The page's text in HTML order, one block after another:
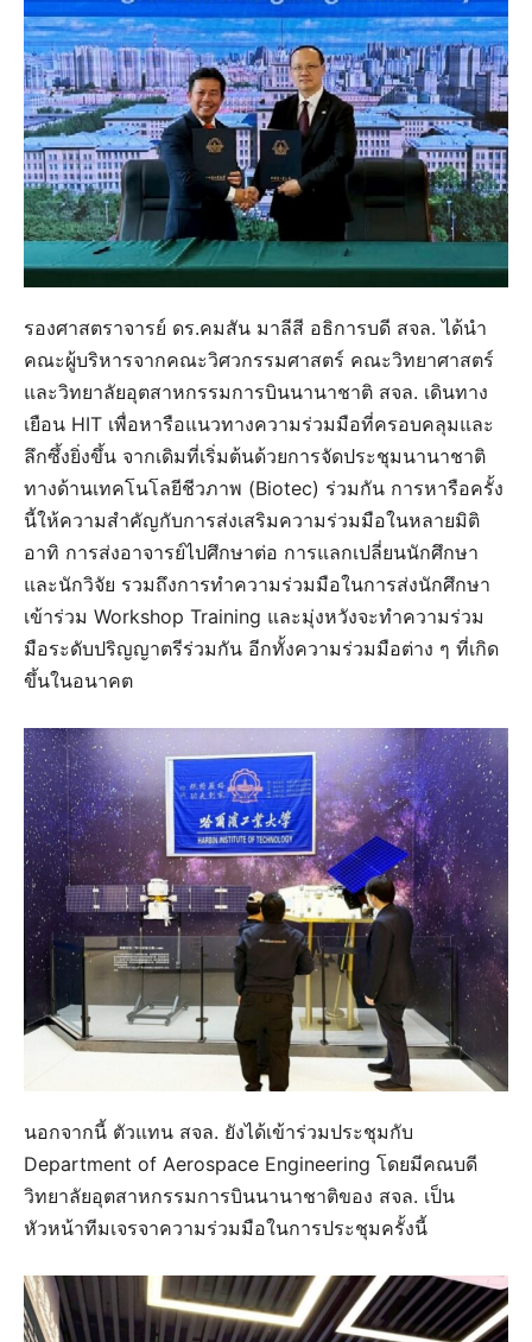
รองศาสตราจารย์ ดร.คมสัน มาลีสี อธิการบดี สจล. ได้นำ
คณะผู้บริหารจากคณะวิศวกรรมศาสตร์ คณะวิทยาศาสตร์
และวิทยาลัยอุตสาหกรรมการบินนานาชาติ สจล. เดินทาง
เยือน HIT เพื่อหารือแนวทางความร่วมมือที่ครอบคลุมและ
ลึกซึ้งยิ่งขึ้น จากเดิมที่เริ่มต้นด้วยการจัดประชุมนานาชาติ
ทางด้านเทคโนโลยีชีวภาพ (Biotec) ร่วมกัน การหารือครั้ง
นี้ให้ความสำคัญกับการส่งเสริมความร่วมมือในหลายมิติ
อาทิ การส่งอาจารย์ไปศึกษาต่อ การแลกเปลี่ยนนักศึกษา
และนักวิจัย รวมถึงการทำความร่วมมือในการส่งนักศึกษา
เข้าร่วม Workshop Training และมุ่งหวังจะทำความร่วม
มือระดับปริญญาตรีร่วมกัน อีกทั้งความร่วมมือต่าง ๆ ที่เกิด
ขึ้นในอนาคต
นอกจากนี้ ตัวแทน สจล. ยังได้เข้าร่วมประชุมกับ
Department of Aerospace Engineering โดยมีคณบดี
วิทยาลัยอุตสาหกรรมการบินนานาชาติของ สจล. เป็น
หัวหน้าทีมเจรจาความร่วมมือในการประชุมครั้งนี้